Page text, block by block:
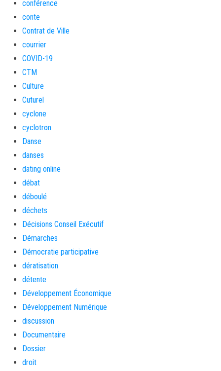
conférence
conte
Contrat de Ville
courrier
COVID-19
CTM
Culture
Cuturel
cyclone
cyclotron
Danse
danses
dating online
débat
déboulé
déchets
Décisions Conseil Exécutif
Démarches
Démocratie participative
dératisation
détente
Développement Économique
Développement Numérique
discussion
Documentaire
Dossier
droit